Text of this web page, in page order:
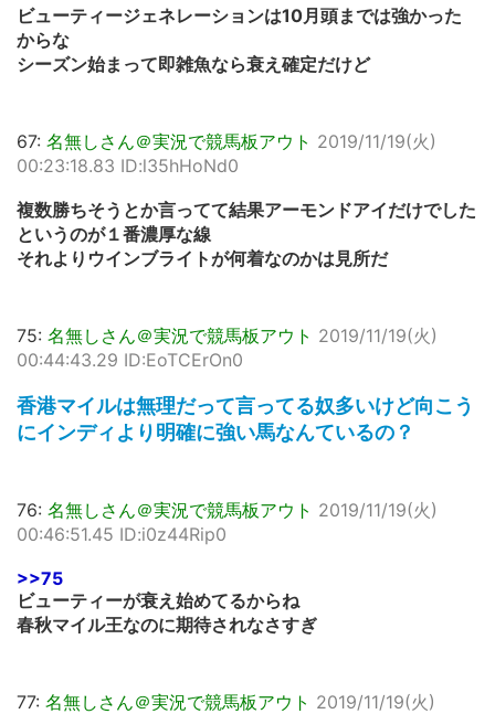
ビューティージェネレーションは10月頭までは強かった
からな
シーズン始まって即雑魚なら衰え確定だけど
67: 名無しさん＠実況で競馬板アウト 2019/11/19(火)
00:23:18.83 ID:l35hHoNd0
複数勝ちそうとか言ってて結果アーモンドアイだけでした
というのが１番濃厚な線
それよりウインブライトが何着なのかは見所だ
75: 名無しさん＠実況で競馬板アウト 2019/11/19(火)
00:44:43.29 ID:EoTCErOn0
香港マイルは無理だって言ってる奴多いけど向こう
にインディより明確に強い馬なんているの？
76: 名無しさん＠実況で競馬板アウト 2019/11/19(火)
00:46:51.45 ID:i0z44Rip0
>>75
ビューティーが衰え始めてるからね
春秋マイル王なのに期待されなさすぎ
77: 名無しさん＠実況で競馬板アウト 2019/11/19(火)